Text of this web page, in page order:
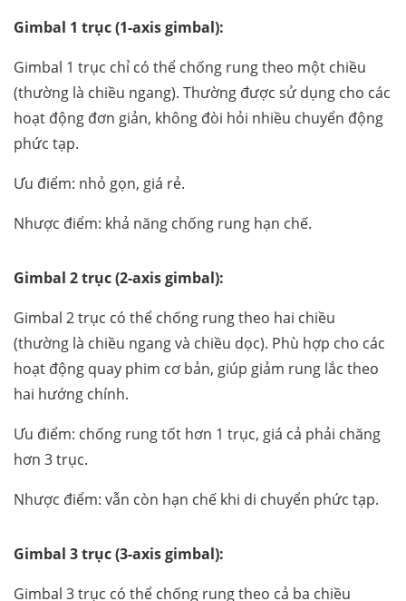
Gimbal 1 trục (1-axis gimbal):
Gimbal 1 trục chỉ có thể chống rung theo một chiều
(thường là chiều ngang). Thường được sử dụng cho các
hoạt động đơn giản, không đòi hỏi nhiều chuyển động
phức tạp.
Ưu điểm: nhỏ gọn, giá rẻ.
Nhược điểm: khả năng chống rung hạn chế.
Gimbal 2 trục (2-axis gimbal):
Gimbal 2 trục có thể chống rung theo hai chiều
(thường là chiều ngang và chiều dọc). Phù hợp cho các
hoạt động quay phim cơ bản, giúp giảm rung lắc theo
hai hướng chính.
Ưu điểm: chống rung tốt hơn 1 trục, giá cả phải chăng
hơn 3 trục.
Nhược điểm: vẫn còn hạn chế khi di chuyển phức tạp.
Gimbal 3 trục (3-axis gimbal):
Gimbal 3 trục có thể chống rung theo cả ba chiều